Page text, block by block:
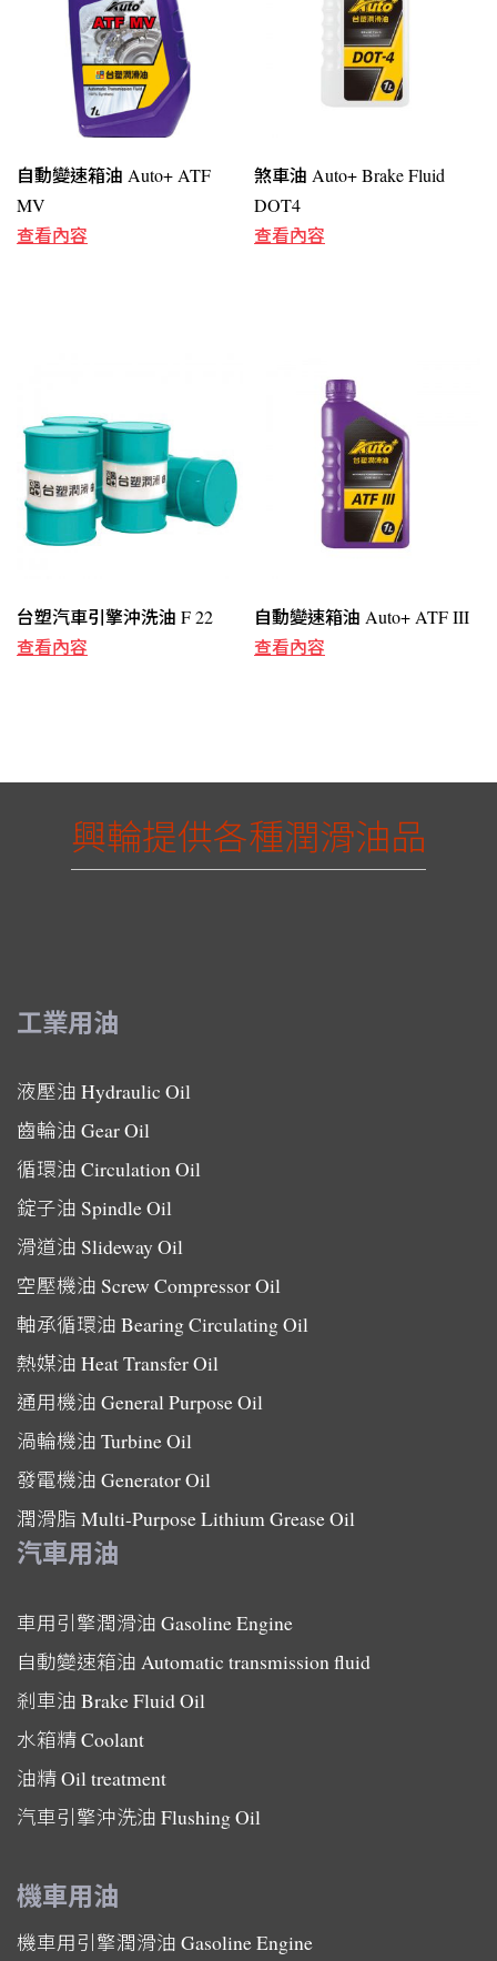
自動變速箱油 Auto+ ATF
MV
查看內容
煞車油 Auto+ Brake Fluid
DOT4
查看內容
台塑汽車引擎沖洗油 F 22
查看內容
自動變速箱油 Auto+ ATF III
查看內容
興輪提供各種潤滑油品
工業用油
液壓油 Hydraulic Oil
齒輪油 Gear Oil
循環油 Circulation Oil
錠子油 Spindle Oil
滑道油 Slideway Oil
空壓機油 Screw Compressor Oil
軸承循環油 Bearing Circulating Oil
熱媒油 Heat Transfer Oil
通用機油 General Purpose Oil
渦輪機油 Turbine Oil
發電機油 Generator Oil
潤滑脂 Multi-Purpose Lithium Grease Oil
汽車用油
車用引擎潤滑油 Gasoline Engine
自動變速箱油 Automatic transmission fluid
剎車油 Brake Fluid Oil
水箱精Coolant
油精Oil treatment
汽車引擎沖洗油 Flushing Oil
機車用油
機車用引擎潤滑油 Gasoline Engine